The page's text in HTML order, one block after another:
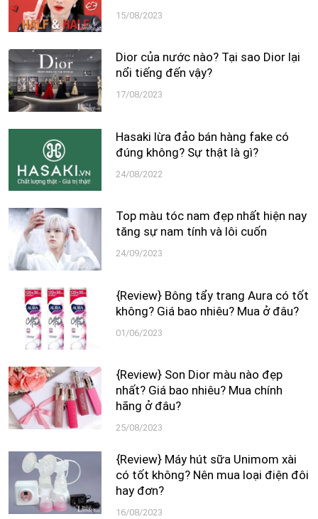
15/08/2023
Dior của nước nào? Tại sao Dior lại
nổi tiếng đến vậy?
17/08/2023
Hasaki lừa đảo bán hàng fake có
đúng không? Sự thật là gì?
24/08/2022
Top màu tóc nam đẹp nhất hiện nay
tăng sự nam tính và lôi cuốn
24/09/2023
{Review} Bông tẩy trang Aura có tốt
không? Giá bao nhiêu? Mua ở đâu?
01/06/2023
{Review} Son Dior màu nào đẹp
nhất? Giá bao nhiêu? Mua chính
hãng ở đâu?
25/08/2023
{Review} Máy hút sữa Unimom xài
có tốt không? Nên mua loại điện đôi
hay đơn?
16/08/2023